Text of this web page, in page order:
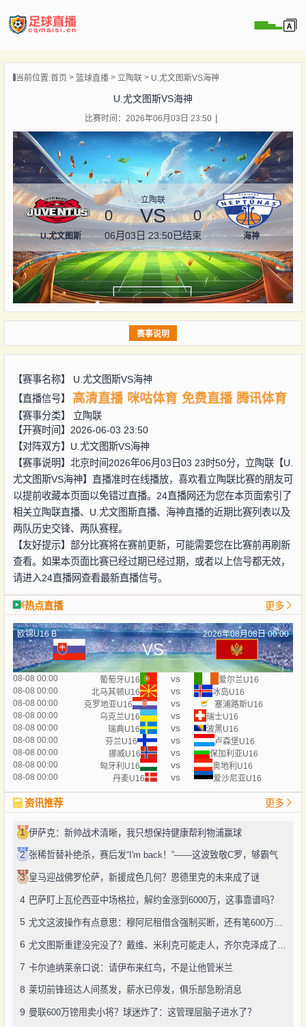
播
闻
当前位置:首页 篮球直播 立陶联 U.尤文图斯VS海神
U.尤文图斯VS海神
比赛时间：2026年06月03日 23:50
U.尤文图斯
立陶联
0 VS 0
06月03日 23:50已结束 海神
赛事说明
【赛事名称】 U.尤文图斯VS海神
【直播信号】
高清直播 咪咕体育 免费直播 腾讯体育
【赛事分类】 立陶联
【开赛时间】2026-06-03 23:50
【对阵双方】 U.尤文图斯VS海神
【赛事说明】北京时间2026年06月03日03 23时50分，立陶联【U.
尤文图斯VS海神】直播准时在线播放，喜欢看立陶联比赛的朋友可
以提前收藏本页面以免错过直播。24直播网还为您在本页面索引了
相关立陶联直播、U.尤文图斯直播、海神直播的近期比赛列表以及
两队历史交锋、两队赛程。
【友好提示】部分比赛将在赛前更新，可能需要您在比赛前再刷新
查看。如果本页面比赛已经过期已经过期，或者以上信号都无效，
请进入24直播网查看最新直播信号。
热点直播 更多
欧锦U16 B 2026年08月08日 00:00
VS
08-08 00:00 葡萄牙U16 vs
爱尔兰U16
08-08 00:00
北马其顿U16 vs
冰岛U16
08-08 00:00
克罗地亚U16 vs
塞浦路斯U16
08-08 00:00
乌克兰U16 vs
瑞士U16
08-08 00:00
瑞典U16 vs
波黑U16
08-08 00:00
芬兰U16 vs
卢森堡U16
08-08 00:00
挪威U16 vs
保加利亚U16
08-08 00:00
匈牙利U16 vs
奥地利U16
08-08 00:00
丹麦U16 vs 爱沙尼亚U16
资讯推荐 更多
1 伊萨克：新帅战术清晰，我只想保持健康帮利物浦赢球
2 张稀哲替补绝杀，赛后发“I'm back！”——这波致敬C罗，够霸气
3 皇马迎战佛罗伦萨，新援成色几何？恩德里克的未来成了谜
4 巴萨盯上瓦伦西亚中场格拉，解约金涨到6000万，这事靠谱吗？
5
6
7 卡尔迪纳莱亲口说：请伊布来红鸟，不是让他管米兰
8 莱切前锋班达人间蒸发，薪水已停发，俱乐部急盼消息
9 曼联600万镑甩卖小将？球迷炸了：这管理层脑子进水了？